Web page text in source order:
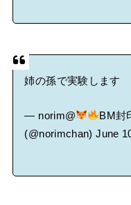
姉の孫で実験します
— norim@ BM封
(@norimchan)June